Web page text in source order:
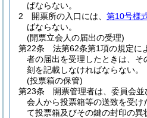
ばならない。
2
開票所の入口には、 第10号様
ばならない。
(開票立会人の届出の受理)
第22条
法第62条第1項の規定に
者の届出を受理したときは、
刻を記載しなければならない。
(投票箱の保管)
第23条
開票管理者は、委員会
会人から投票箱等の送致を受
て投票箱及びその鍵の封印の